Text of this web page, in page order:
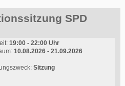
SPD
19:00 - 22:00 Uhr
10.08.2026 - 21.09.2026
Sitzung